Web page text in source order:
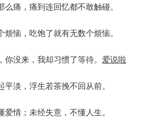
痛，痛到连回忆都不敢触碰。
恼，吃饱了就有无数个烦恼。
没来，我却习惯了等待。 爱说啦
淡，浮生若茶挽不回从前。
情；未经失意，不懂人生。